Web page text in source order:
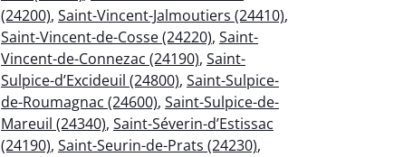
(24200), Saint-Vincent-Jalmoutiers (24410),
Saint-Vincent-de-Cosse (24220), Saint-
Vincent-de-Connezac (24190), Saint-
Sulpice-d’Excideuil (24800), Saint-Sulpice-
de-Roumagnac (24600), Saint-Sulpice-de-
Mareuil (24340), Saint-Séverin-d’Estissac
(24190), Saint-Seurin-de-Prats (24230),